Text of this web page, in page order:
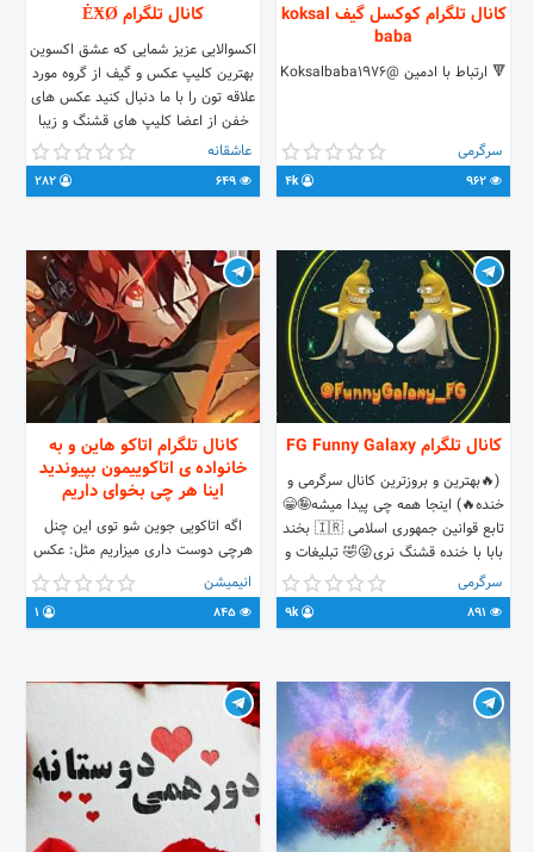
کانال تلگرام کوکسل گیف koksal
baba
🔻 ارتباط با ادمین @Koksalbaba1976
سرگرمی
4k
کانال تلگرام ĖӾØ
اکسوالایی عزیز شمایی که عشق اکسوین
بهترین کلیپ عکس و گیف از گروه مورد
علاقه تون را با ما دنبال کنید عکس های
خفن از اعضا کلیپ های قشنگ و زیبا
گیف های ناز نازی متن قشنگ همه رو
در کانال ما پیدا کنید شخصی که مدام
بهتون استرس میده رو از زندگیتون کنار
عاشقانه
کانال تلگرام FG Funny Galaxy
(🔥بهترین و بروزترین کانال سرگرمی و
خنده🔥) اینجا همه چی پیدا میشه🤪😁
تابع قوانین جمهوری اسلامی 🇮🇷 بخند
بابا با خنده قشنگ نری😜🤣 تبلیغات و
پیشنهادات :) به زودی سرگرمی
9k
کانال تلگرام اتاکو هاین و به
خانواده ی اتاکوییمون بپیوندید
اینا هر چی بخوای داریم
اگه اتاکویی جوین شو توی این چنل
هرچی دوست داری میزاریم مثل: عکس
پروف amv میکس استیکر گیف خبر
انیمه وکلی چیز دیگه
انیمیشن